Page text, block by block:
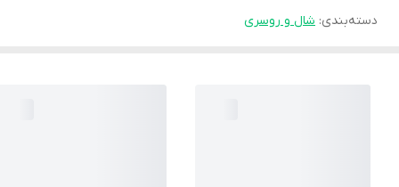
دسته‌بندی: شال و روسری